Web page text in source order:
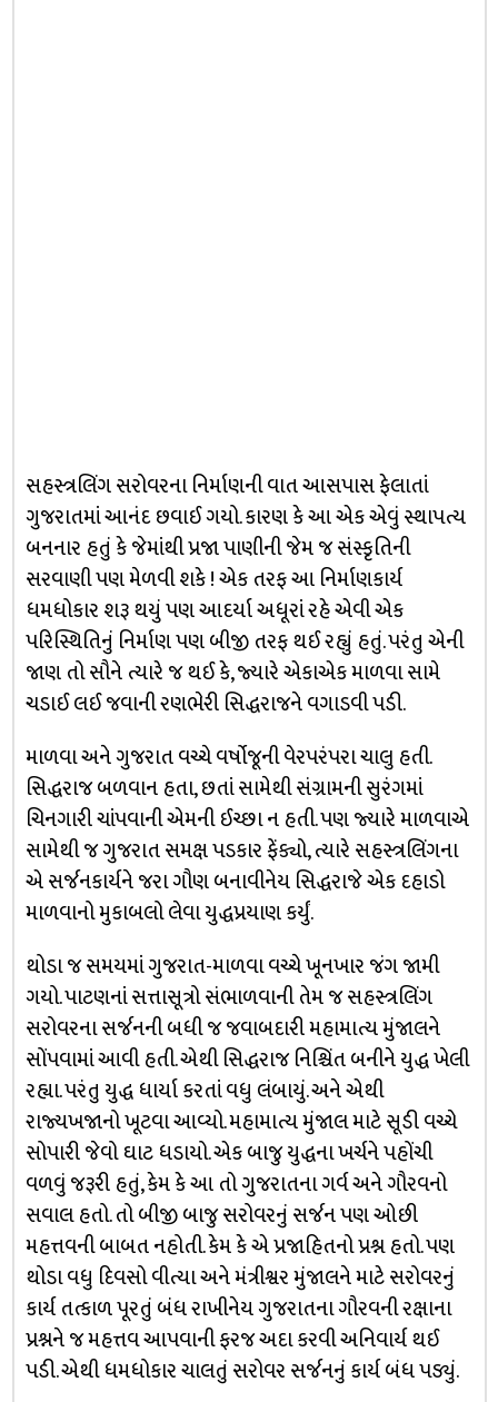
સહસ્ત્રલિંગ સરોવરના નિર્માણની વાત આસપાસ ફેલાતાં
ગુજરાતમાં આનંદ છવાઈ ગયો. કારણ કે આ એક એવું સ્થાપત્ય
બનનાર હતું કે જેમાંથી પ્રજા પાણીની જેમ જ સંસ્કૃતિની
સરવાણી પણ મેળવી શકે ! એક તરફ આ નિર્માણકાર્ય
ધમધોકાર શરૂ થયું પણ આદર્યા અધૂરાં રહે એવી એક
પરિસ્થિતિનું નિર્માણ પણ બીજી તરફ થઈ રહ્યું હતું. પરંતુ એની
જાણ તો સૌને ત્યારે જ થઈ કે, જ્યારે એકાએક માળવા સામે
ચડાઈ લઈ જવાની રણભેરી સિદ્ધરાજને વગાડવી પડી.
માળવા અને ગુજરાત વચ્ચે વર્ષોજૂની વેરપરંપરા ચાલુ હતી.
સિદ્ધરાજ બળવાન હતા, છતાં સામેથી સંગ્રામની સુરંગમાં
ચિનગારી ચાંપવાની એમની ઈચ્છા ન હતી. પણ જ્યારે માળવાએ
સામેથી જ ગુજરાત સમક્ષ પડકાર ફેંક્યો, ત્યારે સહસ્ત્રલિંગના
એ સર્જનકાર્યને જરા ગૌણ બનાવીનેય સિદ્ધરાજે એક દહાડો
માળવાનો મુકાબલો લેવા યુદ્ધપ્રયાણ કર્યું.
થોડા જ સમયમાં ગુજરાત-માળવા વચ્ચે ખૂનખાર જંગ જામી
ગયો. પાટણનાં સત્તાસૂત્રો સંભાળવાની તેમ જ સહસ્ત્રલિંગ
સરોવરના સર્જનની બધી જ જવાબદારી મહામાત્ય મુંજાલને
સોંપવામાં આવી હતી. એથી સિદ્ધરાજ નિશ્ચિંત બનીને યુદ્ધ ખેલી
રહ્યા. પરંતુ યુદ્ધ ધાર્યા કરતાં વધુ લંબાયું. અને એથી
રાજ્યખજાનો ખૂટવા આવ્યો. મહામાત્ય મુંજાલ માટે સૂડી વચ્ચે
સોપારી જેવો ઘાટ ધડાયો. એક બાજુ યુદ્ધના ખર્ચને પહોંચી
વળવું જરૂરી હતું, કેમ કે આ તો ગુજરાતના ગર્વ અને ગૌરવનો
સવાલ હતો. તો બીજી બાજુ સરોવરનું સર્જન પણ ઓછી
મહત્તવની બાબત નહોતી. કેમ કે એ પ્રજાહિતનો પ્રશ્ન હતો. પણ
થોડા વધુ દિવસો વીત્યા અને મંત્રીશ્વર મુંજાલને માટે સરોવરનું
કાર્ય તત્કાળ પૂરતું બંધ રાખીનેય ગુજરાતના ગૌરવની રક્ષાના
પ્રશ્નને જ મહત્તવ આપવાની ફરજ અદા કરવી અનિવાર્ય થઈ
પડી. એથી ધમધોકાર ચાલતું સરોવર સર્જનનું કાર્ય બંધ પડ્યું.